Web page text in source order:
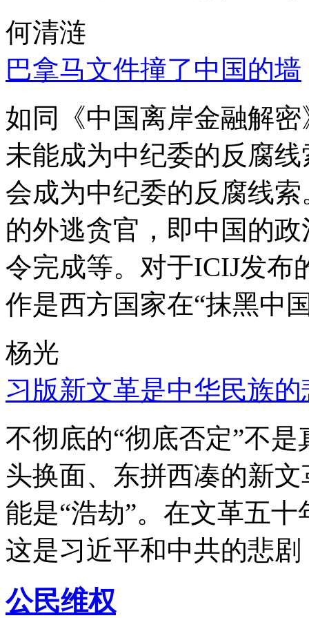
何清涟
巴拿马文件撞了中国的墙
如同《中国离岸金融解
未能成为中纪委的反腐
会成为中纪委的反腐线
的外逃贪官，即中国的
令完成等。对于ICIJ发布
作是西方国家在“抹黑中
杨光
习版新文革是中华民族的
不彻底的“彻底否定”不
头换面、东拼西凑的新
能是“浩劫”。在文革五
这是习近平和中共的悲
公民维权